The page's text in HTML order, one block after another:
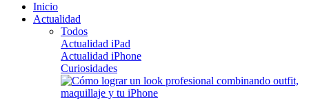
Inicio
Actualidad
Todos
Actualidad iPad
Actualidad iPhone
Curiosidades